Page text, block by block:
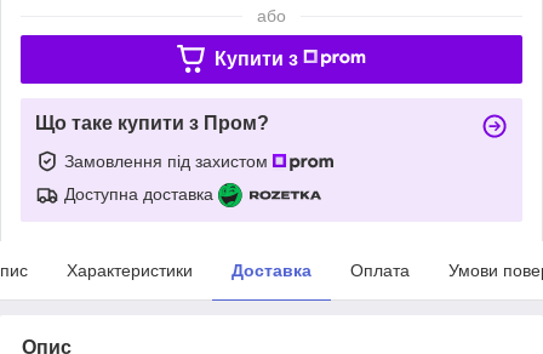
або
Купити з
Що таке купити з Пром?
Замовлення під захистом
Доступна доставка
Характеристики Доставка Оплата Умови
Опис